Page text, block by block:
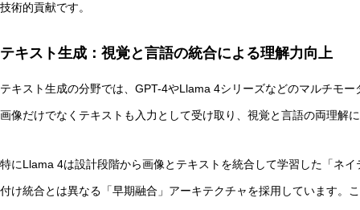
技術的貢献です。
テキスト生成：視覚と言語の統合による理解力向上
テキスト生成の分野では、GPT-4やLlama 4シリーズなどのマルチモ
画像だけでなくテキストも入力として受け取り、視覚と言語の両理解
特にLlama 4は設計段階から画像とテキストを統合して学習した「ネ
付け統合とは異なる「早期融合」アーキテクチャを採用しています。